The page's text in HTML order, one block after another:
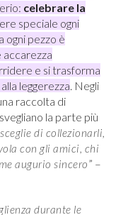
celebrare la
speciale ogni
ogni pezzo è
accarezza
e si trasforma
leggerezza. Negli
raccolta di
la parte più
sceglie di collezionarli,
con gli amici, chi
augurio sincero” –
durante le